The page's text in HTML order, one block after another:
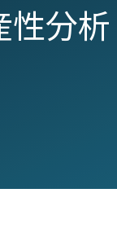
性分析